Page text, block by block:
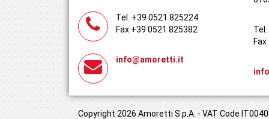
Tel. +39 0521 825224
Fax +39 0521 825382
info@amoretti.it
Copyright 2026 Amoretti S.p.A. - VAT Code